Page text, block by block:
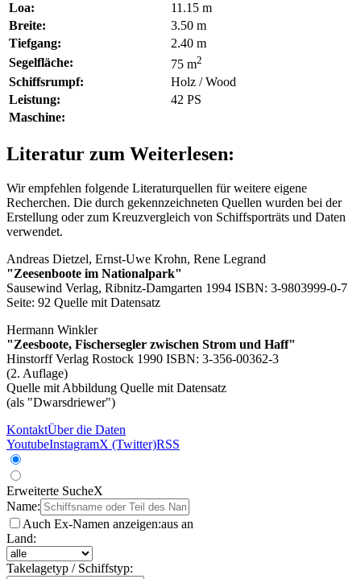
Loa:
11.15 m
Breite:
3.50 m
Tiefgang:
2.40 m
Segelfläche:
75 m2
Schiffsrumpf:
Holz / Wood
Leistung:
42 PS
Maschine:
Literatur zum Weiterlesen:
Wir empfehlen folgende Literaturquellen für weitere eigene
Recherchen. Die durch gekennzeichneten Quellen wurden bei der
Erstellung oder zum Kreuzvergleich von Schiffsporträts und Daten
verwendet.
Andreas Dietzel, Ernst-Uwe Krohn, Rene Legrand
"Zeesenboote im Nationalpark"
Sausewind Verlag, Ribnitz-Damgarten 1994 ISBN: 3-9803999-0-7
Seite: 92 Quelle mit Datensatz
Hermann Winkler
"Zeesboote, Fischersegler zwischen Strom und Haff"
Hinstorff Verlag Rostock 1990 ISBN: 3-356-00362-3
(2. Auflage)
Quelle mit Abbildung Quelle mit Datensatz
(als "Dwarsdriewer")
KontaktÜber die Daten
YoutubeInstagramX (Twitter)RSS
Erweiterte SucheX
Name:
Auch Ex-Namen anzeigen:aus an
Land:
Takelagetyp / Schiffstyp: